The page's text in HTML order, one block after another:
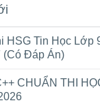
HSG Tin Học Lớp
(Có Đáp Án)
CHUẨN THI